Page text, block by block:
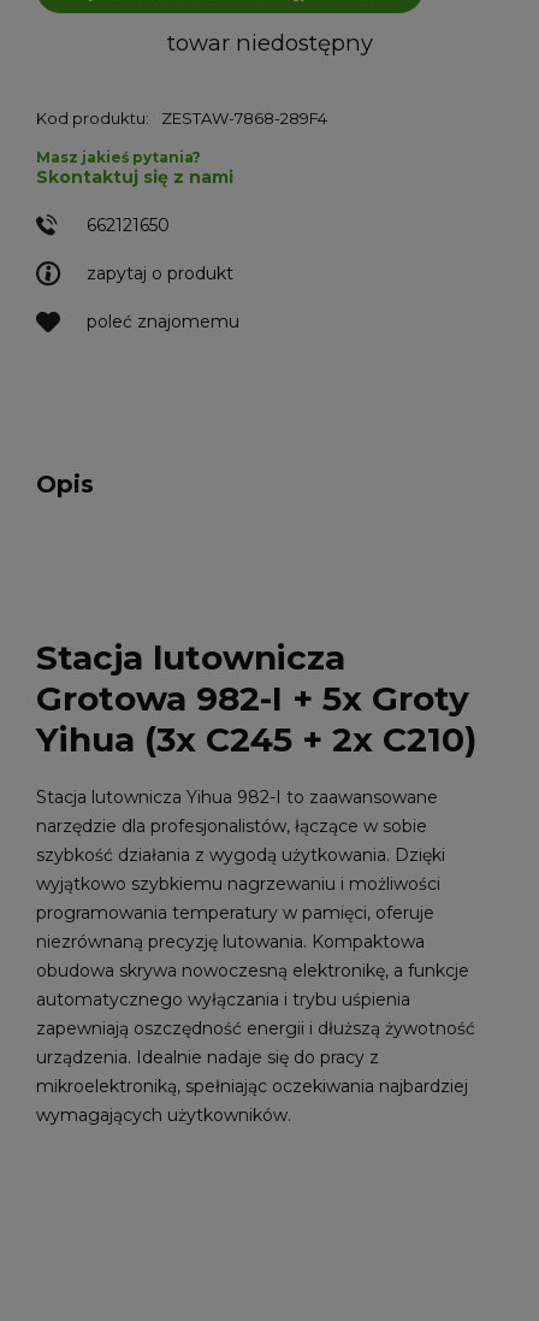
towar niedostępny
Kod produktu: ZESTAW-7868-289F4
zapytaj o produkt
poleć znajomemu
Masz jakieś pytania?
Skontaktuj się z nami
662121650
Opis
Stacja lutownicza
Grotowa 982-I + 5x Groty
Yihua (3x C245 + 2x C210)
Stacja lutownicza Yihua 982-I to zaawansowane
narzędzie dla profesjonalistów, łączące w sobie
szybkość działania z wygodą użytkowania. Dzięki
wyjątkowo szybkiemu nagrzewaniu i możliwości
programowania temperatury w pamięci, oferuje
niezrównaną precyzję lutowania. Kompaktowa
obudowa skrywa nowoczesną elektronikę, a funkcje
automatycznego wyłączania i trybu uśpienia
zapewniają oszczędność energii i dłuższą żywotność
urządzenia. Idealnie nadaje się do pracy z
mikroelektroniką, spełniając oczekiwania najbardziej
wymagających użytkowników.